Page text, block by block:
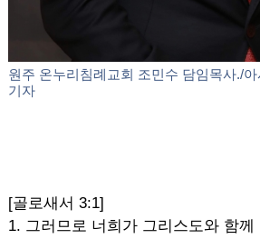
원주 온누리침례교회 조민수 담임목사./
기자
[골로새서 3:1]
1. 그러므로 너희가 그리스도와 함